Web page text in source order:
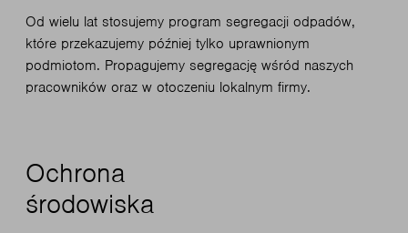
Od wielu lat stosujemy program segregacji odpadów,
które przekazujemy później tylko uprawnionym
podmiotom. Propagujemy segregację wśród naszych
pracowników oraz w otoczeniu lokalnym firmy.
Ochrona
środowiska